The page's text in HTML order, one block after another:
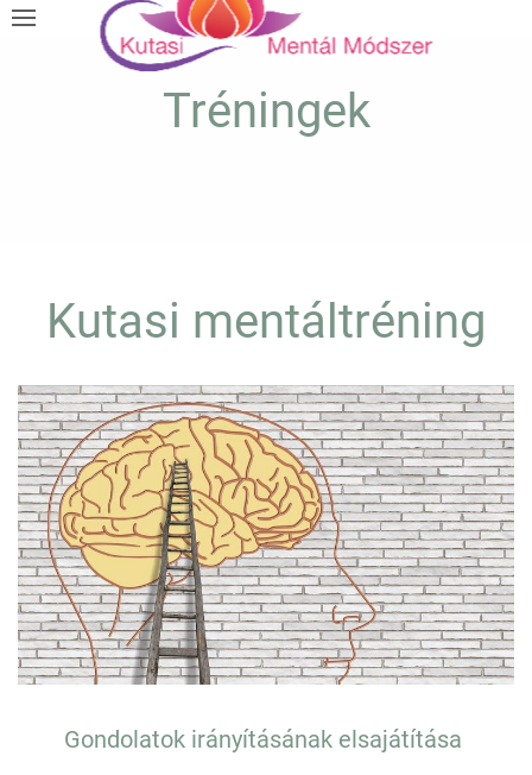
Tréningek
Kutasi mentáltréning
Gondolatok irányításának elsajátítása